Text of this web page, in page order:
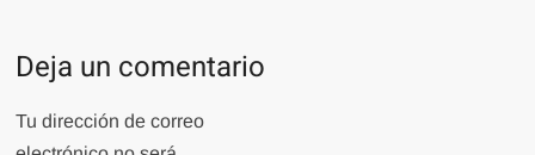
Deja un comentario
Tu dirección de correo